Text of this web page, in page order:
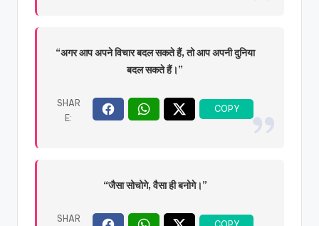
“अगर आप अपने विचार बदल सकते हैं, तो आप अपनी दुनिया
बदल सकते हैं।”
“जैसा सोचोगे, वैसा ही बनोगे।”